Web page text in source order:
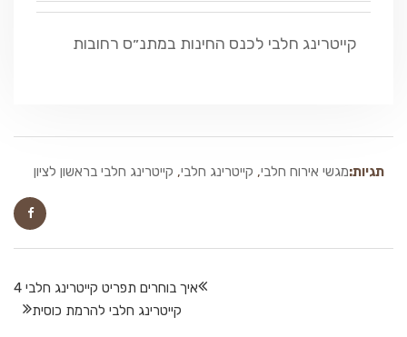
קייטרינג חלבי לכנס החינות במתנ״ס רחובות
תגיות:מגשי אירוח חלבי, קייטרינג חלבי, קייטרינג חלבי בראשון לציון
איך בוחרים תפריט קייטרינג חלבי 4
קייטרינג חלבי להרמת כוסית